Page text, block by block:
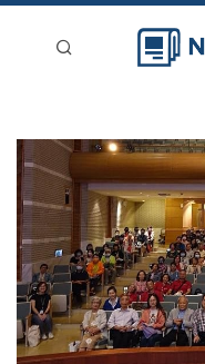
新聞稿分類
登入
刊登